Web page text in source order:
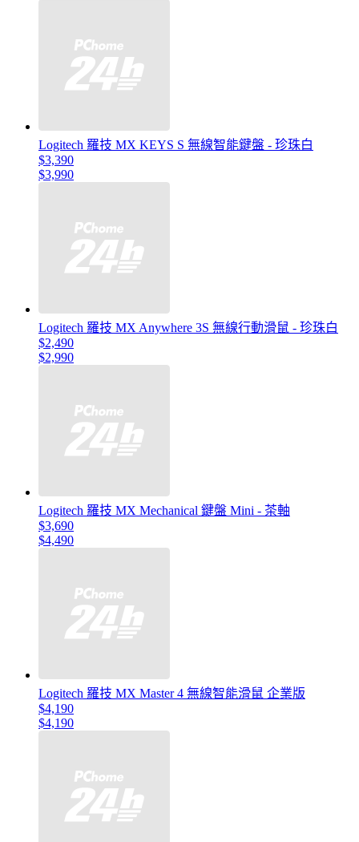
Logitech 羅技 MX KEYS S 無線智能鍵盤 - 珍珠白
$3,390
$3,990
Logitech 羅技 MX Anywhere 3S 無線行動滑鼠 - 珍珠白
$2,490
$2,990
Logitech 羅技 MX Mechanical 鍵盤 Mini - 茶軸
$3,690
$4,490
Logitech 羅技 MX Master 4 無線智能滑鼠 企業版
$4,190
$4,190